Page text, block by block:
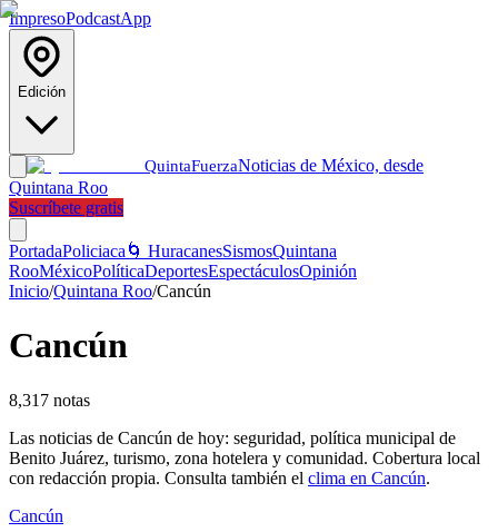
ImpresoPodcastApp
Edición
QuintaFuerzaNoticias de México, desde
Quintana Roo
Suscríbete gratis
PortadaPoliciaca 🌀 HuracanesSismosQuintana
RooMéxicoPolíticaDeportesEspectáculosOpinión
Inicio/Quintana Roo/Cancún
Cancún
8,317 notas
Las noticias de Cancún de hoy: seguridad, política municipal de
Benito Juárez, turismo, zona hotelera y comunidad. Cobertura local
con redacción propia. Consulta también el clima en Cancún.
Cancún